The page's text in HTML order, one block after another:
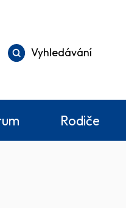
Vyhledávání
Rodiče